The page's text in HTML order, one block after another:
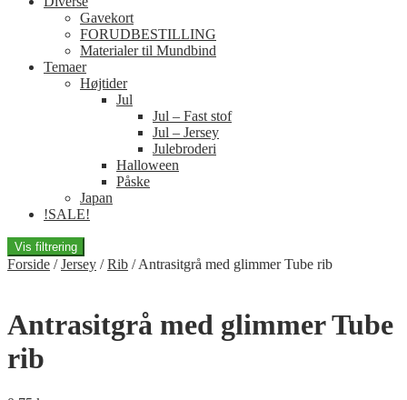
Gavekort
FORUDBESTILLING
Materialer til Mundbind
Temaer
Højtider
Jul
Jul – Fast stof
Jul – Jersey
Julebroderi
Halloween
Påske
Japan
!SALE!
Vis filtrering
Forside /Jersey /Rib /Antrasitgrå med glimmer Tube rib
Antrasitgrå med glimmer Tube
rib